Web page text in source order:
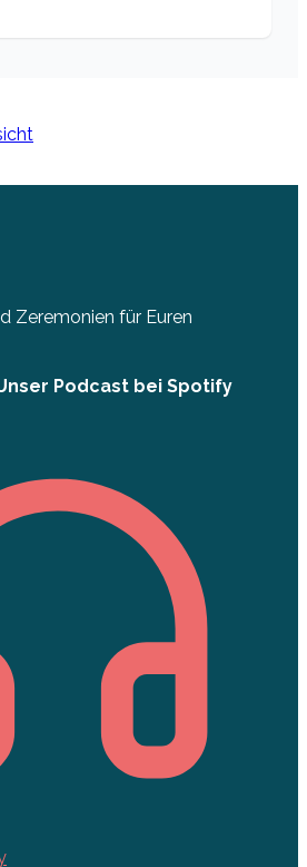
Zeremonien für Euren
Podcast bei Spotify